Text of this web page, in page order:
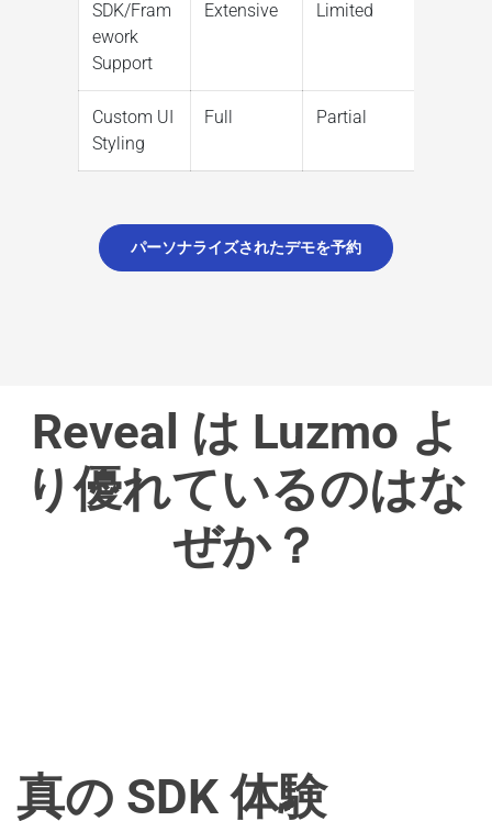
SDK/Fram
ework
Support
Extensive Limited
Custom UI
Styling
Full Partial
パーソナライズされたデモを予約
Reveal は Luzmo よ
り優れているのはな
ぜか？
真の SDK 体験